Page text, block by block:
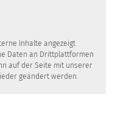
Inhalte angezeigt
Daten an Drittplattformen
auf der Seite mit unserer
geändert werden.